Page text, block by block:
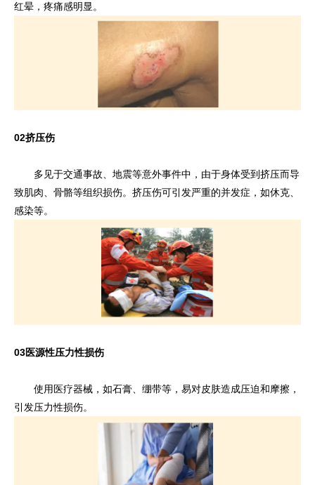
红晕，疼痛感明显。
02挤压伤
多见于交通事故、地震等意外事件中，由于身体受到挤压而导
致肌肉、骨骼等组织损伤。挤压伤可引发严重的并发症，如休克、
感染等。
03医源性压力性损伤
使用医疗器械，如石膏、绷带等，易对皮肤造成压迫和摩擦，
引发压力性损伤。